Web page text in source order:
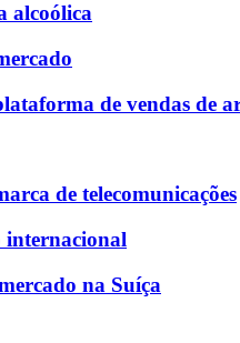
alcoólica
de vendas de
de telecomunicações
internacional
na Suíça